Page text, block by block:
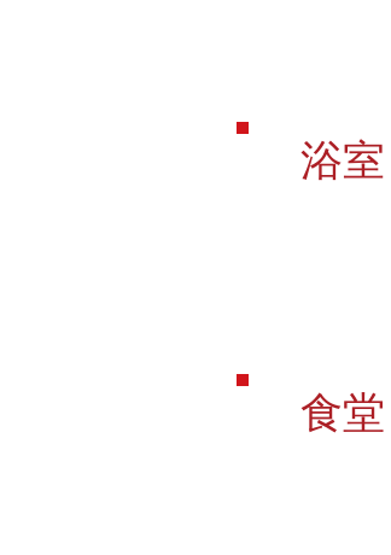
浴室
​食堂